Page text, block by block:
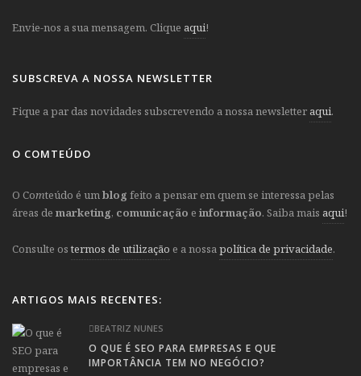
Envie-nos a sua mensagem. Clique aqui!
SUBSCREVA A NOSSA NEWSLETTER
Fique a par das novidades subscrevendo a nossa newsletter aqui.
O COMTEÚDO
O Comteúdo é umblog feito a pensar em quem se interessa pelas
áreas de marketing, comunicação e informação. Saiba mais aqui!
Consulte ostermos de utilização e a nossapolítica de privacidade.
ARTIGOS MAIS RECENTES:
BEATRIZ NUNES
O QUE É SEO PARA EMPRESAS E QUE
IMPORTÂNCIA TEM NO NEGÓCIO?